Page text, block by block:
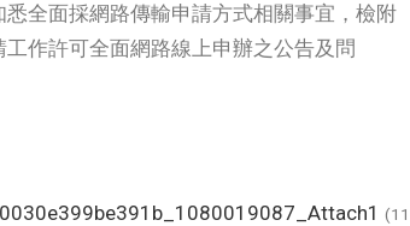
全面採網路傳輸申請方式相關事宜，檢附
作許可全面網路線上申辦之公告及問